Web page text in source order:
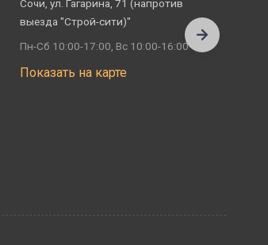
Сочи, ул. Гагарина, 71 (напротив
выезда "Строй-сити)"
Пн-Сб 10:00-17:00, Вс 10:00-16:00
Показать на карте